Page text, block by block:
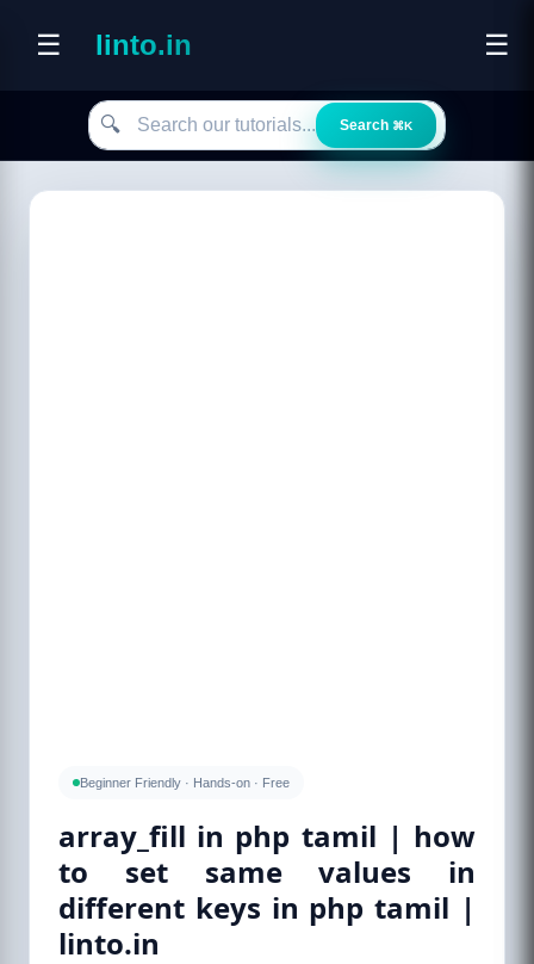
☰ linto.in ☰
Search our tutorials
🔍 Search ⌘K
Beginner Friendly · Hands-on · Free
array_fill in php tamil | how
to set same values in
different keys in php tamil |
linto.in